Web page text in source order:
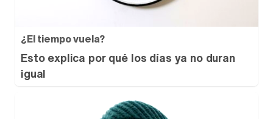
¿El tiempo vuela?
Esto explica por qué los días ya no duran
igual